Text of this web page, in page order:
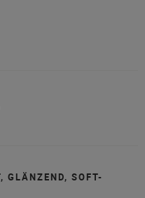
GLÄNZEND, SOFT-